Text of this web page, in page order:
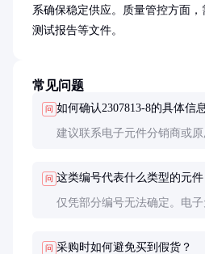
系确保稳定供应。质量管控方面
测试报告等文件。
常见问题
问 如何确认2307813-8的具体信
建议联系电子元件分销商或
问 这类编号代表什么类型的元件
仅凭部分编号无法确定。电
问 采购时如何避免买到假货？